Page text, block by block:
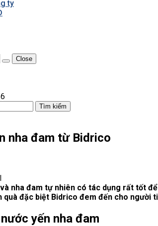
ty
Close
Tìm kiếm
nha đam từ Bidrico
nha đam tự nhiên có tác dụng rất tốt
đặc biệt Bidrico đem đến cho người
yến nha đam